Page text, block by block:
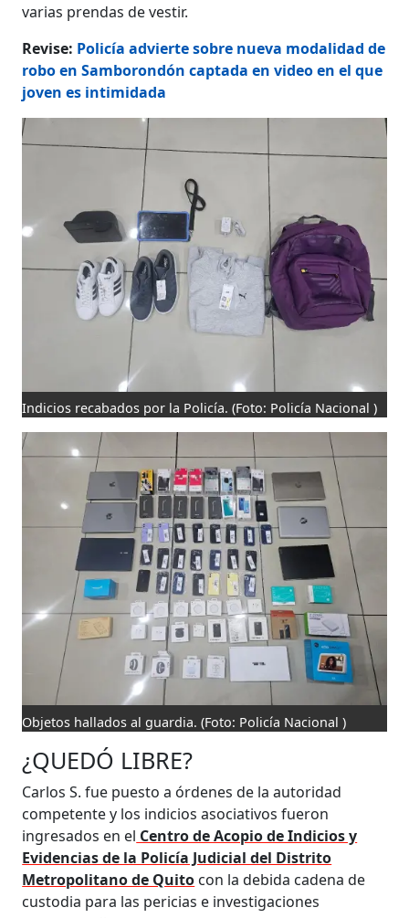
varias prendas de vestir.
Revise: Policía advierte sobre nueva modalidad de
robo en Samborondón captada en video en el que
joven es intimidada
Indicios recabados por la Policía. (Foto: Policía Nacional )
Objetos hallados al guardia. (Foto: Policía Nacional )
¿QUEDÓ LIBRE?
Carlos S. fue puesto a órdenes de la autoridad
competente y los indicios asociativos fueron
ingresados en el Centro de Acopio de Indicios y
Evidencias de la Policía Judicial del Distrito
Metropolitano de Quito con la debida cadena de
custodia para las pericias e investigaciones